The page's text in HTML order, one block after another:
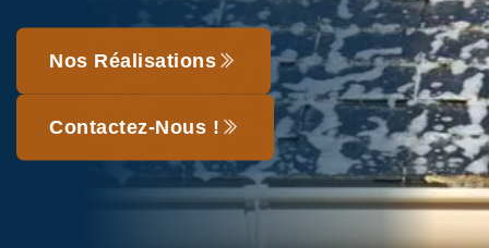
Nos Réalisations
Contactez-Nous !